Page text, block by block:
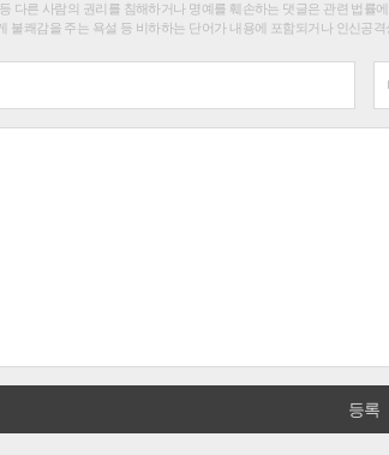
다른 사람의 권리를 침해하거나 명예를 훼손하는 댓글은 관련 법률
불쾌감을 주는 욕설 등 비하하는 단어가 내용에 포함되거나 인신공